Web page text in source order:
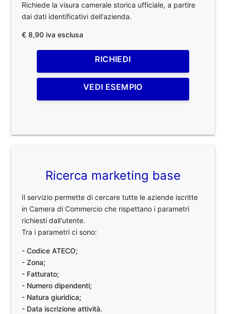
Richiede la visura camerale storica ufficiale, a partire
dai dati identificativi dell'azienda.
€ 8,90 iva esclusa
RICHIEDI
VEDI ESEMPIO
Ricerca marketing base
Il servizio permette di cercare tutte le aziende iscritte
in Camera di Commercio che rispettano i parametri
richiesti dall'utente.
Tra i parametri ci sono:
- Codice ATECO;
- Zona;
- Fatturato;
- Numero dipendenti;
- Natura giuridica;
- Data iscrizione attività.